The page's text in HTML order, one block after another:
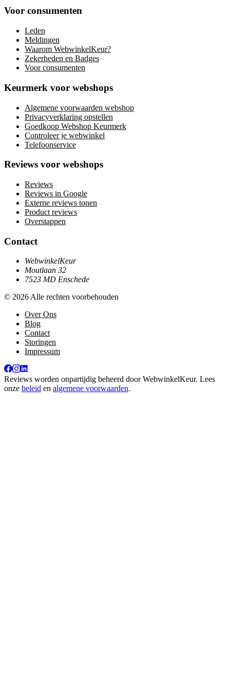
Voor consumenten
Leden
Meldingen
Waarom WebwinkelKeur?
Zekerheden en Badges
Voor consumenten
Keurmerk voor webshops
Algemene voorwaarden webshop
Privacyverklaring opstellen
Goedkoop Webshop Keurmerk
Controleer je webwinkel
Telefoonservice
Reviews voor webshops
Reviews
Reviews in Google
Externe reviews tonen
Product reviews
Overstappen
Contact
WebwinkelKeur
Moutlaan 32
7523 MD Enschede
© 2026 Alle rechten voorbehouden
Over Ons
Blog
Contact
Storingen
Impressum
Reviews worden onpartijdig beheerd doorWebwinkelKeur. Lees
onze beleid en algemene voorwaarden.